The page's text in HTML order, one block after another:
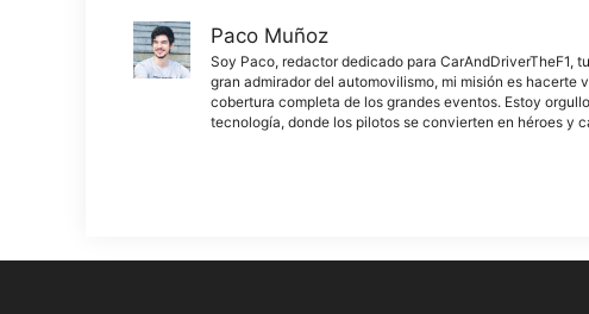
Paco Muñoz
Soy Paco, redactor dedicado para CarAndDriverTheF1,
gran admirador del automovilismo, mi misión es
cobertura completa de los grandes eventos. Estoy
tecnología, donde los pilotos se convierten en héroes y